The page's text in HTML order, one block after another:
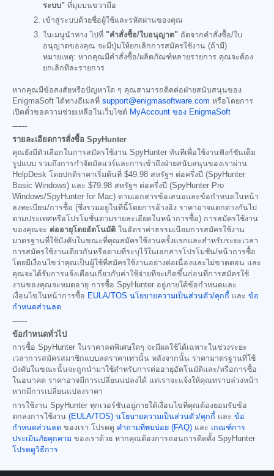
ระบบ" ที่มุมบนขวามือ
เข้าสู่ระบบด้วยชื่อผู้ใช้และรหัสผ่านของคุณ
ในเมนูนำทาง ไปที่ "คำสั่งซื้อ/ใบอนุญาต" ถัดจากคำสั่งซื้อ/ใบ
อนุญาตของคุณ จะมีปุ่มให้ยกเลิกการสมัครใช้งาน (ถ้ามี)
หมายเหตุ: หากคุณมีคำสั่งซื้อ/ผลิตภัณฑ์หลายรายการ คุณจะต้อง
ยกเลิกทีละรายการ
หากคุณมีข้อสงสัยหรือปัญหาใด ๆ คุณสามารถติดต่อฝ่ายสนับสนุนของ
EnigmaSoft ได้ทางอีเมลที่ support@enigmasoftware.com หรือโดยการ
เปิดตั๋วขอความช่วยเหลือในเว็บไซต์ MyAccount ของ EnigmaSoft
------
รายละเอียดการสั่งซื้อ SpyHunter
คุณยังมีตัวเลือกในการสมัครใช้งาน SpyHunter ทันทีเพื่อใช้งานฟังก์ชันเต็ม
รูปแบบ รวมถึงการกำจัดมัลแวร์และการเข้าถึงฝ่ายสนับสนุนของเราผ่าน
HelpDesk โดยปกติราคาเริ่มต้นที่ $49.98 สหรัฐฯ ต่อครึ่งปี (SpyHunter
Basic Windows) และ $79.98 สหรัฐฯ ต่อครึ่งปี (SpyHunter Pro
Windows/SpyHunter for Mac) ตามเอกสารข้อเสนอและข้อกำหนดในหน้า
ลงทะเบียน/การซื้อ (ซึ่งรวมอยู่ในที่นี้โดยการอ้างอิง ราคาอาจแตกต่างกันไป
ตามประเทศหรือโปรโมชั่นตามรายละเอียดในหน้าการซื้อ) การสมัครใช้งาน
ของคุณจะ ต่ออายุโดยอัตโนมัติ ในอัตราค่าธรรมเนียมการสมัครใช้งาน
มาตรฐานที่ใช้บังคับในขณะที่คุณสมัครใช้งานครั้งแรกและสำหรับระยะเวลา
การสมัครใช้งานเดียวกันหรือตามที่ระบุไว้ในเอกสารโปรโมชั่น/หน้าการซื้อ
โดยมีเงื่อนไขว่าคุณเป็นผู้ใช้ที่สมัครใช้งานอย่างต่อเนื่องและไม่ขาดตอน และ
คุณจะได้รับการแจ้งเตือนเกี่ยวกับค่าใช้จ่ายที่จะเกิดขึ้นก่อนที่การสมัครใช้
งานของคุณจะหมดอายุ การซื้อ SpyHunter อยู่ภายใต้ข้อกำหนดและ
เงื่อนไขในหน้าการซื้อ EULA/TOS นโยบายความเป็นส่วนตัว/คุกกี้ และ ข้อ
กำหนดส่วนลด
------
ข้อกำหนดทั่วไป
การซื้อ SpyHunter ในราคาลดพิเศษใดๆ จะมีผลใช้ได้เฉพาะในช่วงระยะ
เวลาการสมัครสมาชิกแบบลดราคาเท่านั้น หลังจากนั้น ราคามาตรฐานที่ใช้
บังคับในขณะนั้นจะถูกนำมาใช้สำหรับการต่ออายุอัตโนมัติและ/หรือการซื้อ
ในอนาคต ราคาอาจมีการเปลี่ยนแปลงได้ แต่เราจะแจ้งให้คุณทราบล่วงหน้า
หากมีการเปลี่ยนแปลงราคา
การใช้งาน SpyHunter ทุกเวอร์ชันอยู่ภายใต้เงื่อนไขที่คุณต้องยอมรับข้อ
ตกลงการใช้งาน (EULA/TOS) นโยบายความเป็นส่วนตัว/คุกกี้ และ ข้อ
กำหนดส่วนลด ของเรา โปรดดู คำถามที่พบบ่อย (FAQ) และ เกณฑ์การ
ประเมินภัยคุกคาม ของเราด้วย หากคุณต้องการถอนการติดตั้ง SpyHunter
โปรดดูวิธีการ